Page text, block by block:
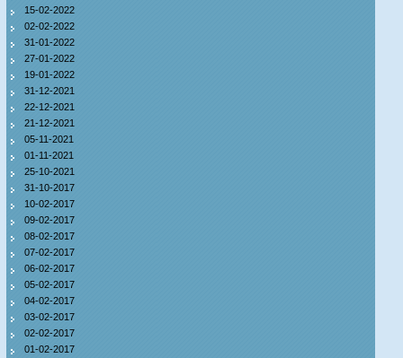
15-02-2022
02-02-2022
31-01-2022
27-01-2022
19-01-2022
31-12-2021
22-12-2021
21-12-2021
05-11-2021
01-11-2021
25-10-2021
31-10-2017
10-02-2017
09-02-2017
08-02-2017
07-02-2017
06-02-2017
05-02-2017
04-02-2017
03-02-2017
02-02-2017
01-02-2017